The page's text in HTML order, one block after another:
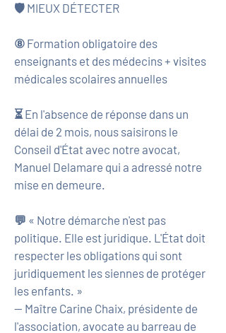
🛡️ MIEUX DÉTECTER
⑧ Formation obligatoire des
enseignants et des médecins + visites
médicales scolaires annuelles
⏳ En l'absence de réponse dans un
délai de 2 mois, nous saisirons le
Conseil d'État avec notre avocat,
Manuel Delamare qui a adressé notre
mise en demeure.
💬 « Notre démarche n'est pas
politique. Elle est juridique. L'État doit
respecter les obligations qui sont
juridiquement les siennes de protéger
les enfants. »
— Maître Carine Chaix, présidente de
l'association, avocate au barreau de